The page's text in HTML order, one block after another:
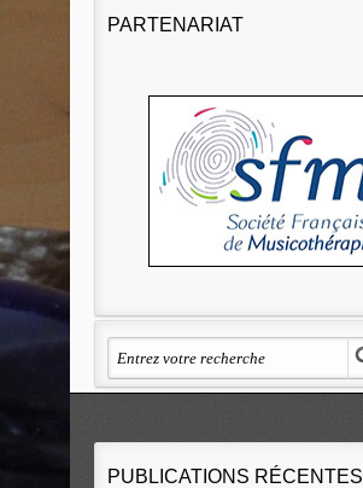
PARTENARIAT
PUBLICATIONS RÉCENTES